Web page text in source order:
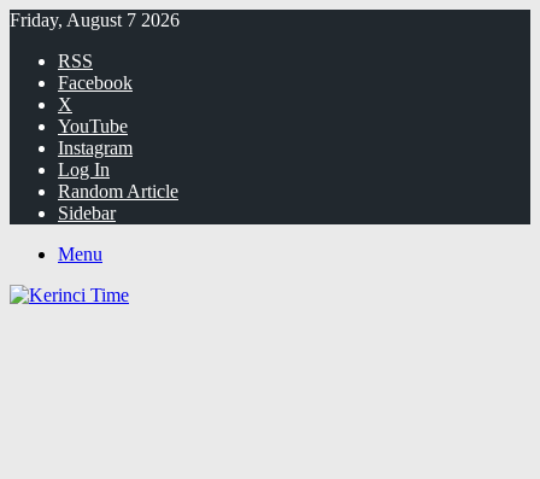
Friday, August 7 2026
RSS
Facebook
X
YouTube
Instagram
Log In
Random Article
Sidebar
Menu